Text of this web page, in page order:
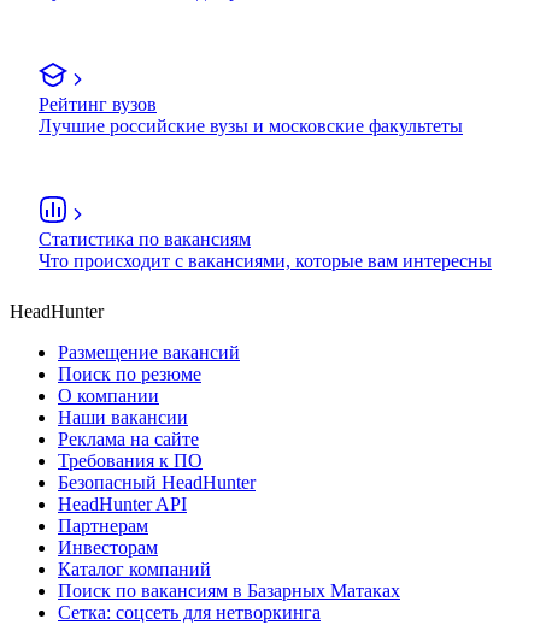
Рейтинг вузов
Лучшие российские вузы и московские факультеты
Статистика по вакансиям
Что происходит с вакансиями, которые вам интересны
HeadHunter
Размещение вакансий
Поиск по резюме
О компании
Наши вакансии
Реклама на сайте
Требования к ПО
Безопасный HeadHunter
HeadHunter API
Партнерам
Инвесторам
Каталог компаний
Поиск по вакансиям в Базарных Матаках
Сетка: соцсеть для нетворкинга